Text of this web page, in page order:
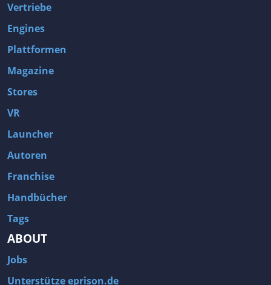
Vertriebe
Engines
Plattformen
Magazine
Stores
VR
Launcher
Autoren
Franchise
Handbücher
Tags
ABOUT
Jobs
Unterstütze eprison.de